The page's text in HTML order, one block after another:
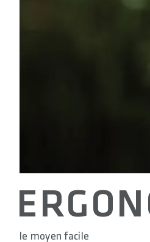
le moyen facile